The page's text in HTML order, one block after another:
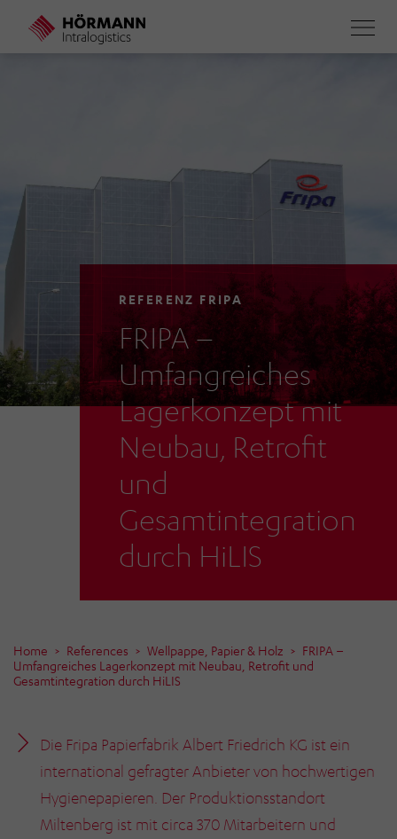
Direkt
REFERENZ FRIPA
FRIPA –
Umfangreiches
Lagerkonzept mit
Neubau, Retrofit
und
Gesamtintegration
durch HiLIS
Home References Wellpappe, Papier & Holz
FRIPA –
Umfangreiches Lagerkonzept mit Neubau, Retrofit und
Gesamtintegration durch HiLIS
Die Fripa Papierfabrik Albert Friedrich KG ist ein
international gefragter Anbieter von hochwertigen
Hygienepapieren. Der Produktionsstandort
Miltenberg ist mit circa 370 Mitarbeitern und